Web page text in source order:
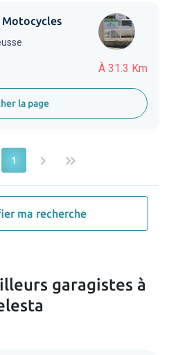
À 31.3 Km
la page
1 keyboard_arrow_right keyboard_double_arrow_right
ma recherche
garagistes à